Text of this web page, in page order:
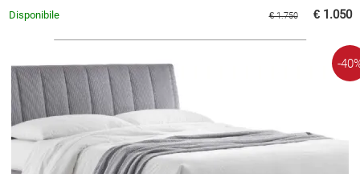
stile e ...
€ 1.750 € 1.050
Disponibile
-